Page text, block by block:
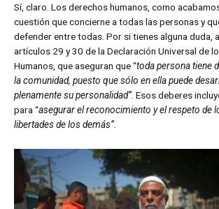
Sí, claro. Los derechos humanos, como
cuestión que concierne a todas las personas y
defender entre todas. Por si tienes alguna duda,
artículos 29 y 30 de la Declaración Universal de
Humanos, que aseguran que “toda persona tiene
la comunidad, puesto que sólo en ella puede
plenamente su personalidad”. Esos deberes
para “asegurar el reconocimiento y el respeto de
libertades de los demás”.